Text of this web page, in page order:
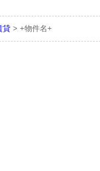
貸 > +物件名+